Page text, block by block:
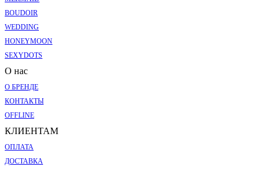
BOUDOIR
WEDDING
HONEYMOON
SEXYDOTS
О нас
О БРЕНДЕ
КОНТАКТЫ
OFFLINE
КЛИЕНТАМ
ОПЛАТА
ДОСТАВКА